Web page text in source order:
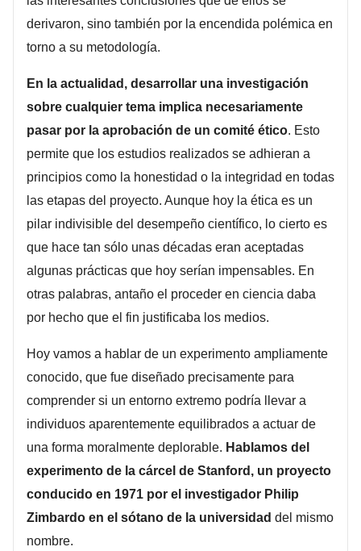
derivaron, sino también por la encendida polémica en
torno a su metodología.
En la actualidad, desarrollar una investigación
sobre cualquier tema implica necesariamente
pasar por la aprobación de un comité ético. Esto
permite que los estudios realizados se adhieran a
principios como la honestidad o la integridad en todas
las etapas del proyecto. Aunque hoy la ética es un
pilar indivisible del desempeño científico, lo cierto es
que hace tan sólo unas décadas eran aceptadas
algunas prácticas que hoy serían impensables. En
otras palabras, antaño el proceder en ciencia daba
por hecho que el fin justificaba los medios.
Hoy vamos a hablar de un experimento ampliamente
conocido, que fue diseñado precisamente para
comprender si un entorno extremo podría llevar a
individuos aparentemente equilibrados a actuar de
una forma moralmente deplorable. Hablamos del
experimento de la cárcel de Stanford, un proyecto
conducido en 1971 por el investigador Philip
Zimbardo en el sótano de la universidad del mismo
nombre.